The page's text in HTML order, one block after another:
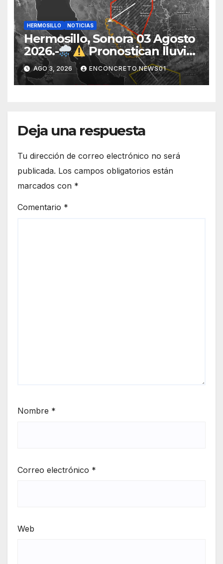
HERMOSILLO NOTICIAS
Hermosillo, Sonora 03 Agosto
2026.-
Pronostican lluvias
para Hermosillo esta noche;
norte de Sonora registra
mayor potencial de
AGO 3, 2026 ENCONCRETO.NEWS01
Deja una respuesta
Tu dirección de correo electrónico no será
publicada. Los campos obligatorios están
marcados con *
Comentario *
Nombre *
Correo electrónico *
Web